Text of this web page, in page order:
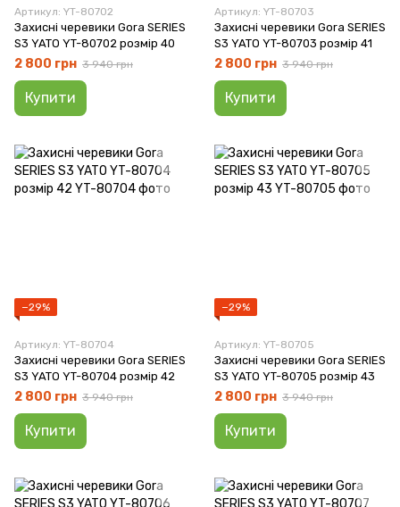
Артикул: YT-80702
Захисні черевики Gora SERIES
S3 YATO YT-80702 розмір 40
2 800 грн 3 940 грн
Купити
Артикул: YT-80703
Захисні черевики Gora SERIES
S3 YATO YT-80703 розмір 41
2 800 грн 3 940 грн
Купити
−29%
Артикул: YT-80704
Захисні черевики Gora SERIES
S3 YATO YT-80704 розмір 42
2 800 грн 3 940 грн
Купити
−29%
Артикул: YT-80705
Захисні черевики Gora SERIES
S3 YATO YT-80705 розмір 43
2 800 грн 3 940 грн
Купити